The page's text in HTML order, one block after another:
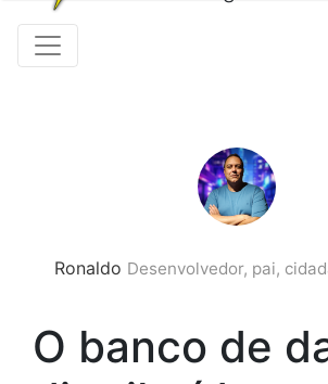
Ronaldo Desenvolvedor, pai,
O banco de